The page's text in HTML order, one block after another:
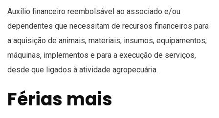
Auxílio financeiro reembolsável ao associado e/ou
dependentes que necessitam de recursos financeiros para
a aquisição de animais, materiais, insumos, equipamentos,
máquinas, implementos e para a execução de serviços,
desde que ligados à atividade agropecuária.
Férias mais